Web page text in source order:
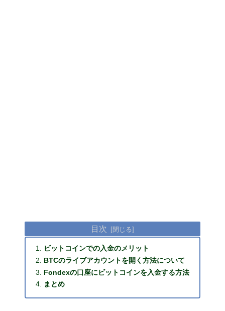
目次
ビットコインでの入金のメリット
BTCのライブアカウントを開く方法について
Fondexの口座にビットコインを入金する方法
まとめ